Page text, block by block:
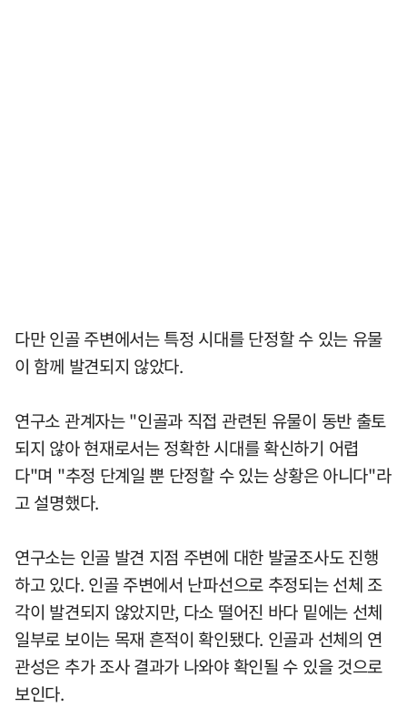
다만 인골 주변에서는 특정 시대를 단정할 수 있는 유물
이 함께 발견되지 않았다.
연구소 관계자는 "인골과 직접 관련된 유물이 동반 출토
되지 않아 현재로서는 정확한 시대를 확신하기 어렵
다"며 "추정 단계일 뿐 단정할 수 있는 상황은 아니다"라
고 설명했다.
연구소는 인골 발견 지점 주변에 대한 발굴조사도 진행
하고 있다. 인골 주변에서 난파선으로 추정되는 선체 조
각이 발견되지 않았지만, 다소 떨어진 바다 밑에는 선체
일부로 보이는 목재 흔적이 확인됐다. 인골과 선체의 연
관성은 추가 조사 결과가 나와야 확인될 수 있을 것으로
보인다.